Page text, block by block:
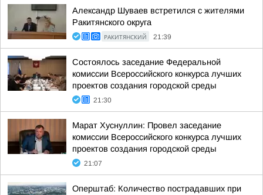
Александр Шуваев встретился с жителями
Ракитянского округа
РАКИТЯНСКИЙ 21:39
Состоялось заседание Федеральной
комиссии Всероссийского конкурса лучших
проектов создания городской среды
21:30
Марат Хуснуллин: Провел заседание
комиссии Всероссийского конкурса лучших
проектов создания городской среды
21:07
Оперштаб: Количество пострадавших при